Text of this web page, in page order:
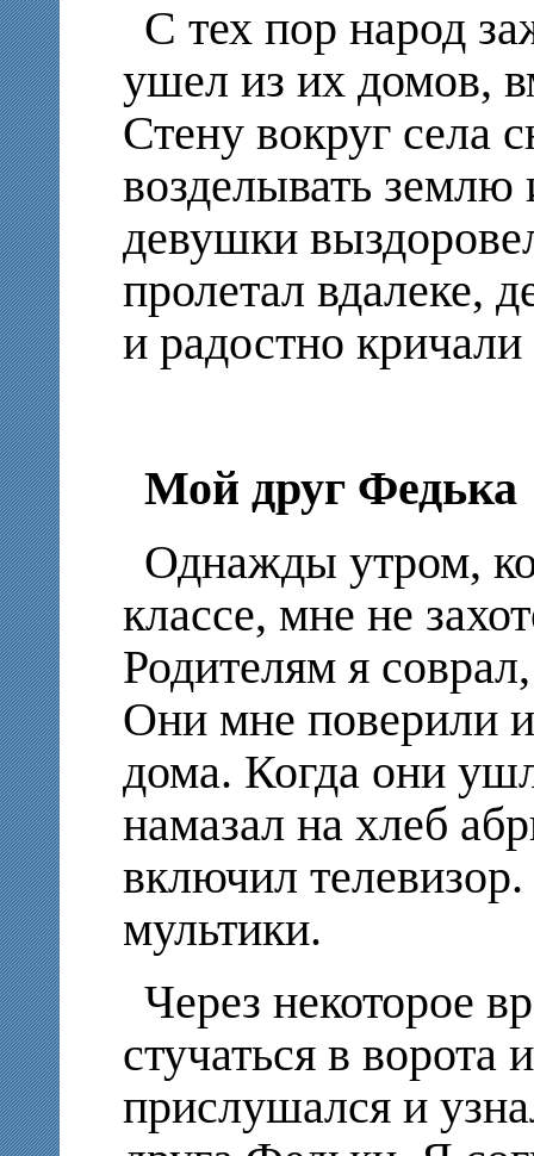
С тех пор народ
ушел из их домов,
Стену вокруг села
возделывать землю
девушки
пролетал вдалеке,
и радостно
Мой друг Федька
Однажды утром,
классе, мне не
Родителям я
Они мне поверили
дома. Когда они
намазал на хлеб
включил
мультики.
Через некоторое
стучаться в
прислушался и